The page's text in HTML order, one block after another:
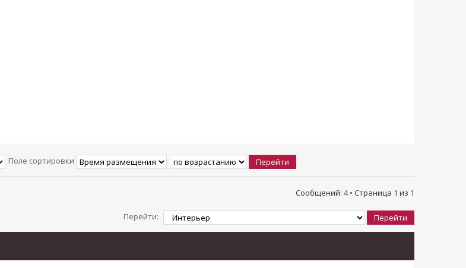
Поле сортировки
Сообщений: 4 • Страница 1 из 1
Перейти: